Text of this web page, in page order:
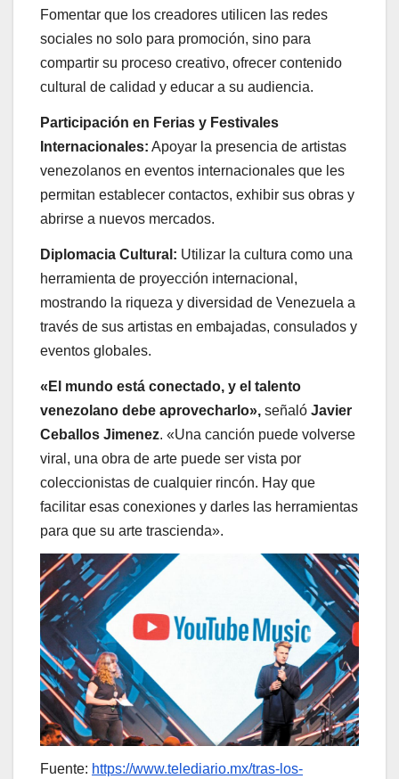
Fomentar que los creadores utilicen las redes
sociales no solo para promoción, sino para
compartir su proceso creativo, ofrecer contenido
cultural de calidad y educar a su audiencia.
Participación en Ferias y Festivales
Internacionales: Apoyar la presencia de artistas
venezolanos en eventos internacionales que les
permitan establecer contactos, exhibir sus obras y
abrirse a nuevos mercados.
Diplomacia Cultural: Utilizar la cultura como una
herramienta de proyección internacional,
mostrando la riqueza y diversidad de Venezuela a
través de sus artistas en embajadas, consulados y
eventos globales.
«El mundo está conectado, y el talento
venezolano debe aprovecharlo», señaló Javier
Ceballos Jimenez. «Una canción puede volverse
viral, una obra de arte puede ser vista por
coleccionistas de cualquier rincón. Hay que
facilitar esas conexiones y darles las herramientas
para que su arte trascienda».
Fuente: https://www.telediario.mx/tras-los-